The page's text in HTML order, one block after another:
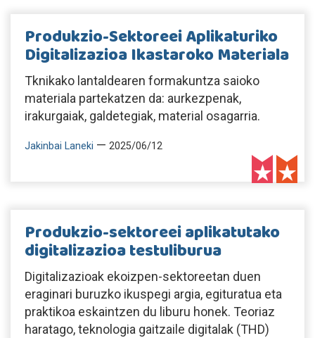
Produkzio-Sektoreei Aplikaturiko
Digitalizazioa Ikastaroko Materiala
Tknikako lantaldearen formakuntza saioko
materiala partekatzen da: aurkezpenak,
irakurgaiak, galdetegiak, material osagarria.
Jakinbai Laneki — 2025/06/12
Produkzio-sektoreei aplikatutako
digitalizazioa testuliburua
Digitalizazioak ekoizpen-sektoreetan duen
eraginari buruzko ikuspegi argia, egituratua eta
praktikoa eskaintzen du liburu honek. Teoriaz
haratago, teknologia gaitzaile digitalak (THD)